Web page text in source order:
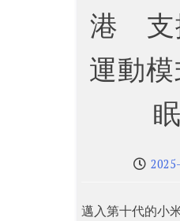
港 支
運動
邁入第十代的小